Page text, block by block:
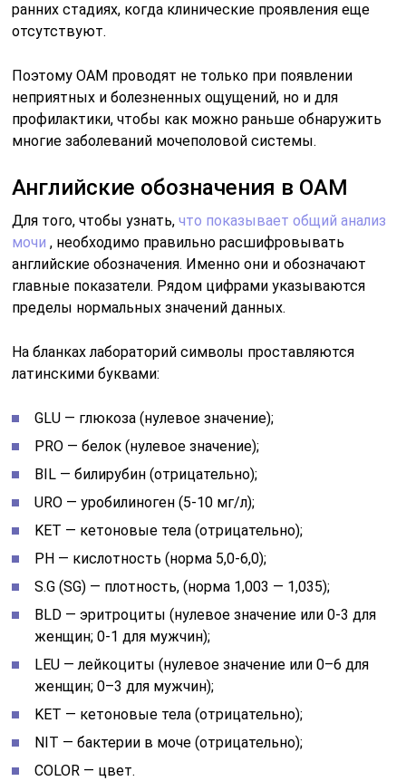
ранних стадиях, когда клинические проявления еще
отсутствуют.
Поэтому ОАМ проводят не только при появлении
неприятных и болезненных ощущений, но и для
профилактики, чтобы как можно раньше обнаружить
многие заболеваний мочеполовой системы.
Английские обозначения в ОАМ
Для того, чтобы узнать,что показывает общий анализ
мочи , необходимо правильно расшифровывать
английские обозначения. Именно они и обозначают
главные показатели. Рядом цифрами указываются
пределы нормальных значений данных.
На бланках лабораторий символы проставляются
латинскими буквами:
GLU — глюкоза (нулевое значение);
PRO — белок (нулевое значение);
BIL — билирубин (отрицательно);
URO — уробилиноген (5-10 мг/л);
KET — кетоновые тела (отрицательно);
PH — кислотность (норма 5,0-6,0);
S.G (SG) — плотность, (норма 1,003 — 1,035);
BLD — эритроциты (нулевое значение или 0-3 для
женщин; 0-1 для мужчин);
LEU — лейкоциты (нулевое значение или 0–6 для
женщин; 0–3 для мужчин);
KET — кетоновые тела (отрицательно);
NIT — бактерии в моче (отрицательно);
COLOR — цвет.